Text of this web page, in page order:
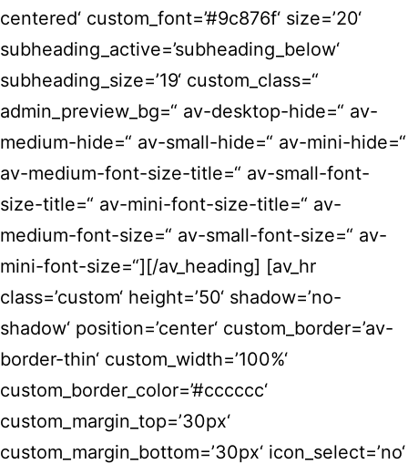
centered‘ custom_font=’#9c876f‘ size=’20‘
subheading_active=’subheading_below‘
subheading_size=’19‘ custom_class=“
admin_preview_bg=“ av-desktop-hide=“ av-
medium-hide=“ av-small-hide=“ av-mini-hide=“
av-medium-font-size-title=“ av-small-font-
size-title=“ av-mini-font-size-title=“ av-
medium-font-size=“ av-small-font-size=“ av-
mini-font-size=“][/av_heading] [av_hr
class=’custom‘ height=’50‘ shadow=’no-
shadow‘ position=’center‘ custom_border=’av-
border-thin‘ custom_width=’100%‘
custom_border_color=’#cccccc‘
custom_margin_top=’30px‘
custom_margin_bottom=’30px‘ icon_select=’no‘